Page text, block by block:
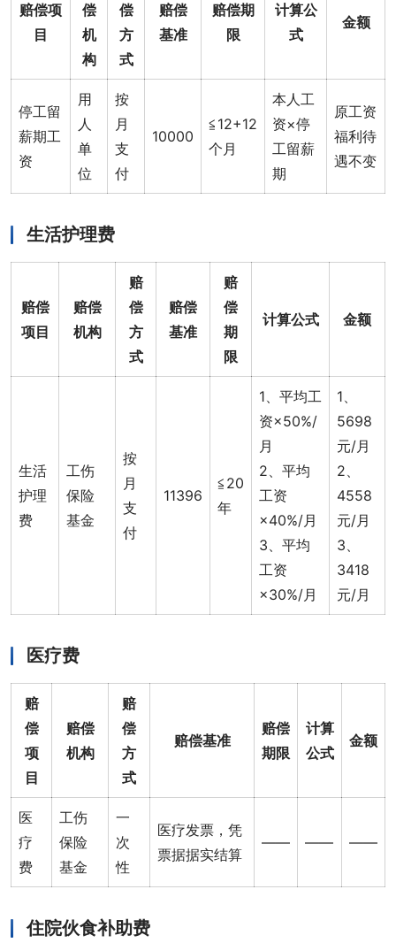
赔偿项
目
偿
机
构
偿
方
式
赔偿
基准
赔偿期
限
计算公
式
金额
停工留
薪期工
资
用
人
单
位
按
月
支
付
10000
≦12+12
个月
本人工
资×停
工留薪
期
原工资
福利待
遇不变
生活护理费
赔偿
项目
赔偿
机构
赔
偿
方
式
赔偿
基准
赔
偿
期
限
计算公式 金额
生活
护理
费
工伤
保险
基金
按
月
支
付
11396
≦20
年
1、平均工
资×50%/
月
2、平均
工资
×40%/月
3、平均
工资
×30%/月
1、
5698
元/月
2、
4558
元/月
3、
3418
元/月
医疗费
赔
偿
项
目
赔偿
机构
赔
偿
方
式
赔偿基准
赔偿
期限
计算
公式
金额
医
疗
费
工伤
保险
基金
一
次
性
医疗发票，凭
票据据实结算
—— —— ——
住院伙食补助费